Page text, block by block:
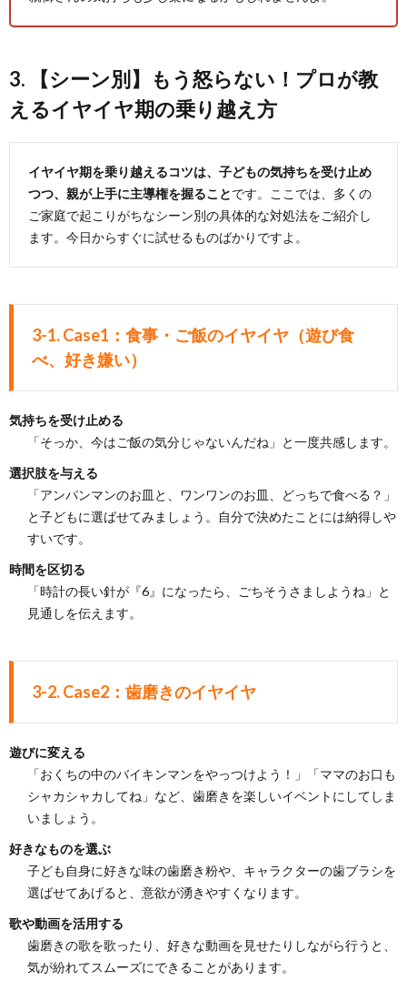
3. 【シーン別】もう怒らない！プロが教
えるイヤイヤ期の乗り越え方
イヤイヤ期を乗り越えるコツは、子どもの気持ちを受け止め
つつ、親が上手に主導権を握ることです。ここでは、多くの
ご家庭で起こりがちなシーン別の具体的な対処法をご紹介し
ます。今日からすぐに試せるものばかりですよ。
3-1. Case1：食事・ご飯のイヤイヤ（遊び食
べ、好き嫌い）
気持ちを受け止める
「そっか、今はご飯の気分じゃないんだね」と一度共感します。
選択肢を与える
「アンパンマンのお皿と、ワンワンのお皿、どっちで食べる？」
と子どもに選ばせてみましょう。自分で決めたことには納得しや
すいです。
時間を区切る
「時計の長い針が『6』になったら、ごちそうさましようね」と
見通しを伝えます。
3-2. Case2：歯磨きのイヤイヤ
遊びに変える
「おくちの中のバイキンマンをやっつけよう！」「ママのお口も
シャカシャカしてね」など、歯磨きを楽しいイベントにしてしま
いましょう。
好きなものを選ぶ
子ども自身に好きな味の歯磨き粉や、キャラクターの歯ブラシを
選ばせてあげると、意欲が湧きやすくなります。
歌や動画を活用する
歯磨きの歌を歌ったり、好きな動画を見せたりしながら行うと、
気が紛れてスムーズにできることがあります。